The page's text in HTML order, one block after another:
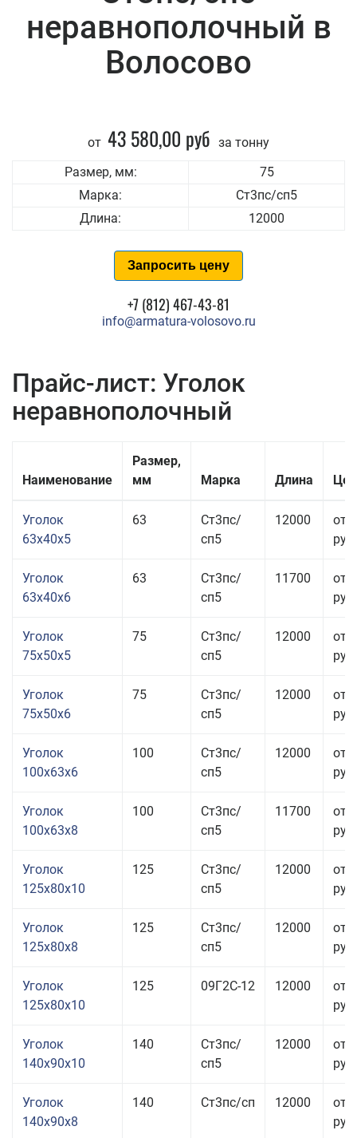
неравнополочный в
Волосово
от 43 580,00 руб за тонну
Размер, мм:
75
Марка:
Ст3пс/сп5
Длина:
12000
Запросить цену
+7 (812) 467-43-81
info@armatura-volosovo.ru
Прайс-лист: Уголок
неравнополочный
Наименование
Размер,
мм
Марка Длина
Уголок
63x40x5
63
Ст3пс/
сп5
12000
от
руб.
Уголок
63x40x6
63
Ст3пс/
сп5
11700
от
руб.
Уголок
75x50x5
75
Ст3пс/
сп5
12000
от
руб.
Уголок
75x50x6
75
Ст3пс/
сп5
12000
от
руб.
Уголок
100x63x6
100
Ст3пс/
сп5
12000
от
руб.
Уголок
100x63x8
100
Ст3пс/
сп5
11700
от
руб.
Уголок
125x80x10
125
Ст3пс/
сп5
12000
от
руб.
Уголок
125x80x8
125
Ст3пс/
сп5
12000
от
руб.
Уголок
125x80x10
125 09Г2С-12 12000
от
руб.
Уголок
140x90x10
140
Ст3пс/
сп5
12000
от
руб.
Уголок
140x90x8
140 Ст3пс/сп 12000
от
руб.